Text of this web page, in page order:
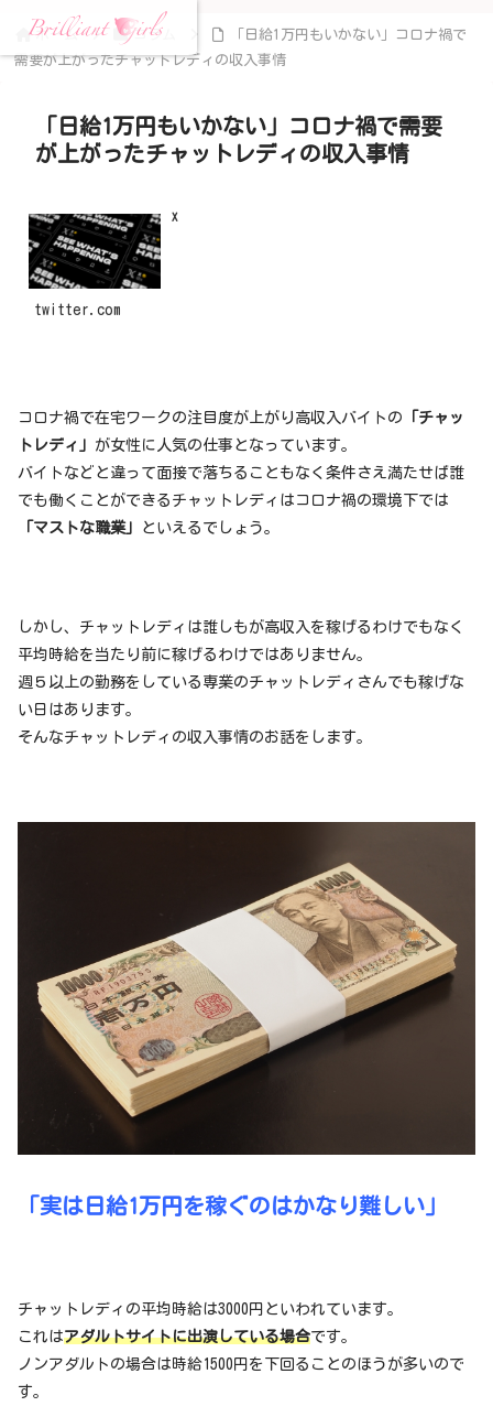
ホーム コラム
「日給1万円もいかない」コロナ禍で
需要が上がったチャットレディの収入事情
「日給1万円もいかない」コロナ禍で需要
が上がったチャットレディの収入事情
X
twitter.com
コロナ禍で在宅ワークの注目度が上がり高収入バイトの 「チャッ
トレディ」 が女性に人気の仕事となっています。
バイトなどと違って面接で落ちることもなく条件さえ満たせば誰
でも働くことができるチャットレディはコロナ禍の環境下では
「マストな職業」
といえるでしょう。
しかし、チャットレディは誰しもが高収入を稼げるわけでもなく
平均時給を当たり前に稼げるわけではありません。
週５以上の勤務をしている専業のチャットレディさんでも稼げな
い日はあります。
そんなチャットレディの収入事情のお話をします。
「実は日給1万円を稼ぐのはかなり難しい」
チャットレディの平均時給は3000円といわれています。
これはアダルトサイトに出演している場合です。
ノンアダルトの場合は時給1500円を下回ることのほうが多いので
す。